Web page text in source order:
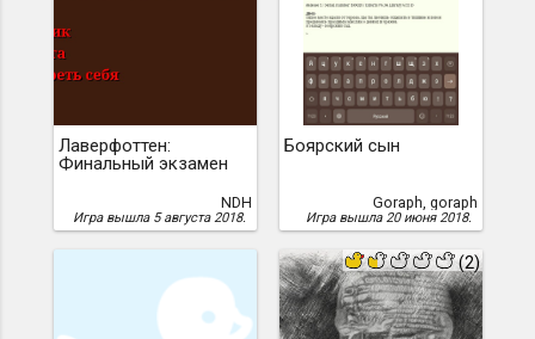
Лаверфоттен:
Финальный экзамен
NDH
Игра вышла 5 августа 2018.
Боярский сын
Goraph, goraph
Игра вышла 20 июня 2018.
(2)